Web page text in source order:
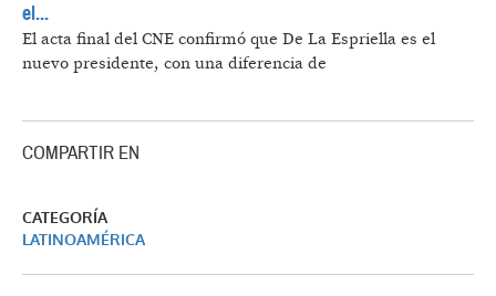
el...
El acta final del CNE confirmó que De La Espriella es el
nuevo presidente, con una diferencia de
COMPARTIR EN
CATEGORÍA
LATINOAMÉRICA